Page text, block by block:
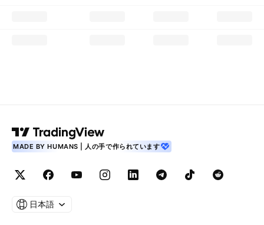
MADE BY HUMANS | 人の手で作られています
日本語